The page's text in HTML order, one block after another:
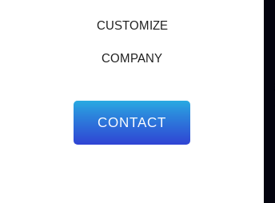
CUSTOMIZE
COMPANY
CONTACT